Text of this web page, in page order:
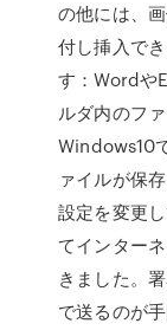
の他には、
付し挿入で
す：Wordや
ルダ内のフ
Windows10
ァイルが保
設定を変更
てインター
きました。
で送るのが